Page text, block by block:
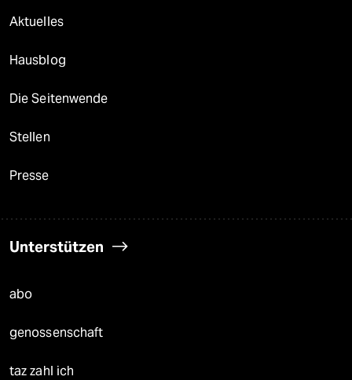
Aktuelles
Hausblog
Die Seitenwende
Stellen
Presse
Unterstützen
abo
genossenschaft
taz zahl ich